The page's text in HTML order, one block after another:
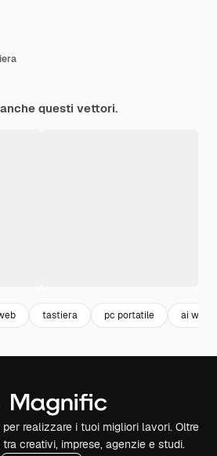
questi vettori.
tastiera pc portatile ai web
realizzare i tuoi migliori lavori. Oltre
creativi, imprese, agenzie e studi.